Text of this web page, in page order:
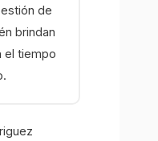
de
brindan
el tiempo